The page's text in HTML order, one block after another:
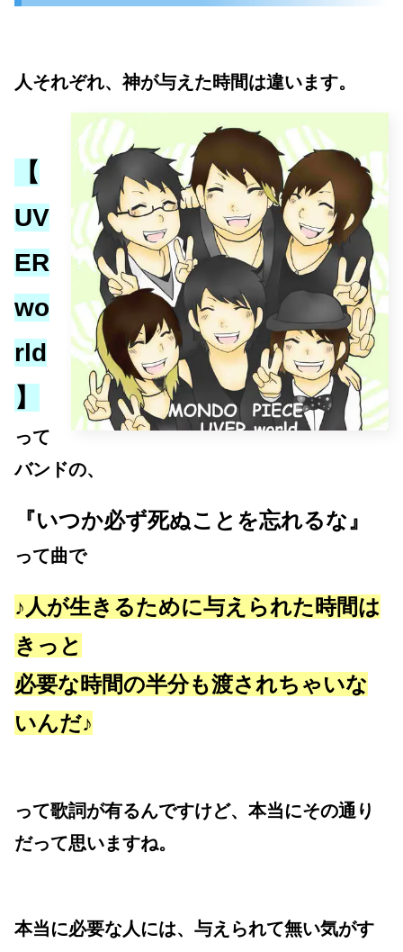
人それぞれ、神が与えた時間は違います。
【
UV
ER
wo
rld
】
って
バンドの、
『いつか必ず死ぬことを忘れるな』
って曲で
♪人が生きるために与えられた時間は
きっと
必要な時間の半分も渡されちゃいな
いんだ♪
って歌詞が有るんですけど、本当にその通り
だって思いますね。
本当に必要な人には、与えられて無い気がす